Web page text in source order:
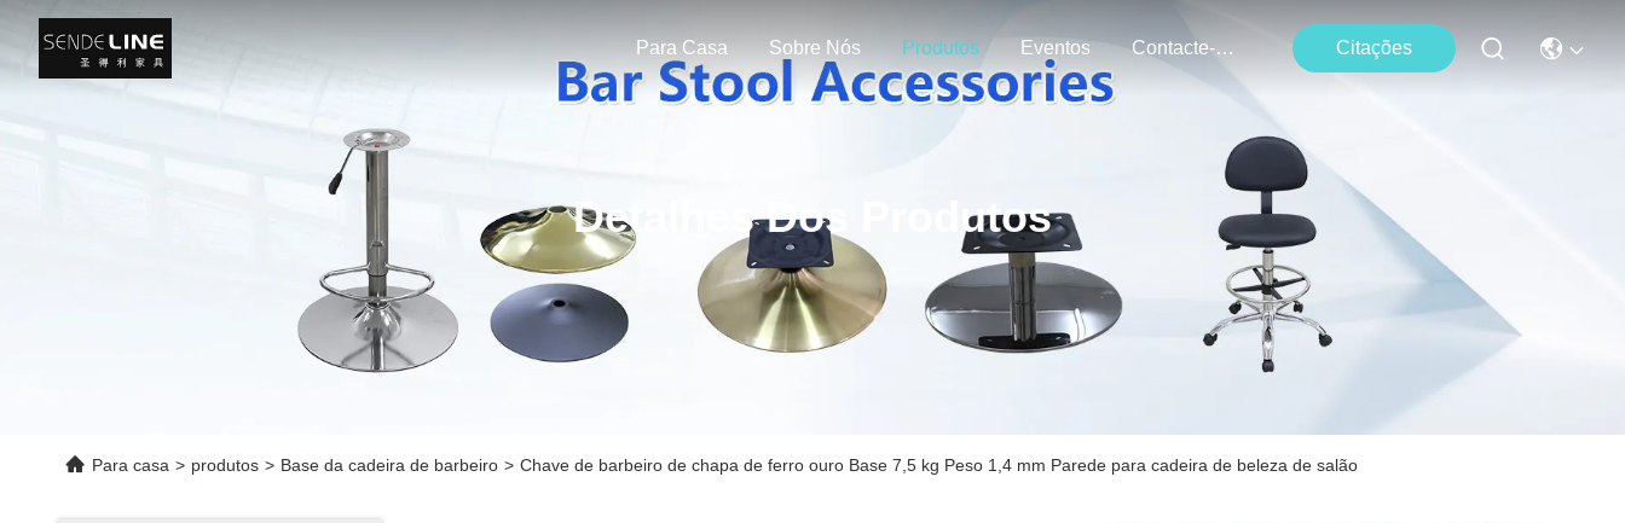
Para Casa Sobre Nós Produtos Eventos Contacte-Nos Citações
Detalhes Dos Produtos
Para casa > produtos > Base da cadeira de barbeiro > Chave de barbeiro de chapa de ferro ouro Base 7,5 kg Peso 1,4 mm Parede para cadeira de beleza de salão